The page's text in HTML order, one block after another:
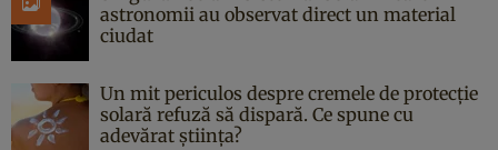
astronomii au observat direct un material
ciudat
Un mit periculos despre cremele de protecție
solară refuză să dispară. Ce spune cu
adevărat știința?